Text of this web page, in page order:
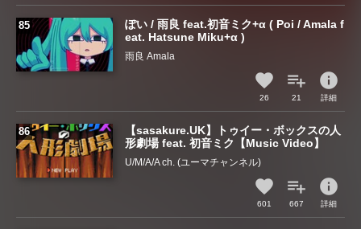
ぽい / 雨良 feat.初音ミク+α ( Poi / Amala f
eat. Hatsune Miku+α )
雨良 Amala
26 21
info
詳細
【sasakure.UK】トゥイー・ボックスの人
形劇場 feat. 初音ミク【Music Video】
U/M/A/A ch. (ユーマチャンネル)
601 667
info
詳細